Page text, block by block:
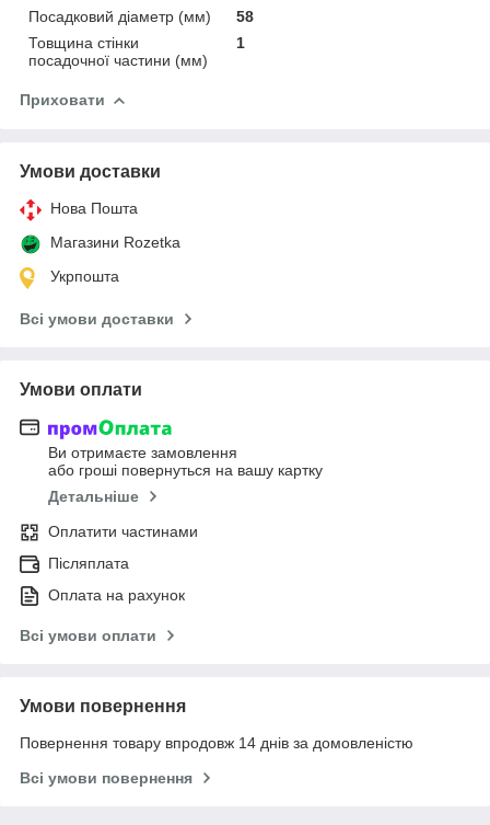
Посадковий діаметр (мм)
58
Товщина стінки
посадочної частини (мм)
1
Приховати
Умови доставки
Нова Пошта
Магазини Rozetka
Укрпошта
Всі умови доставки
Умови оплати
Ви отримаєте замовлення
або гроші повернуться на вашу картку
Детальніше
Оплатити частинами
Післяплата
Оплата на рахунок
Всі умови оплати
Умови повернення
Повернення товару впродовж 14 днів за домовленістю
Всі умови повернення